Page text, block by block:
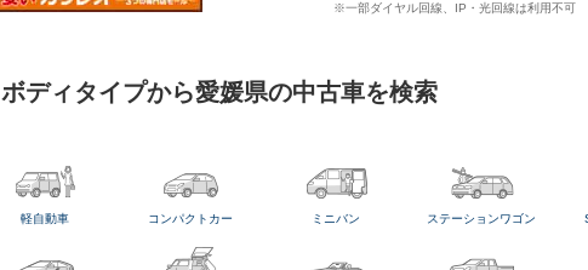
※一部ダイヤル回線、IP・光回線は利用不可
ボディタイプから愛媛県の中古車を検索
軽自動車 コンパクトカー ミニバン ステーションワゴン